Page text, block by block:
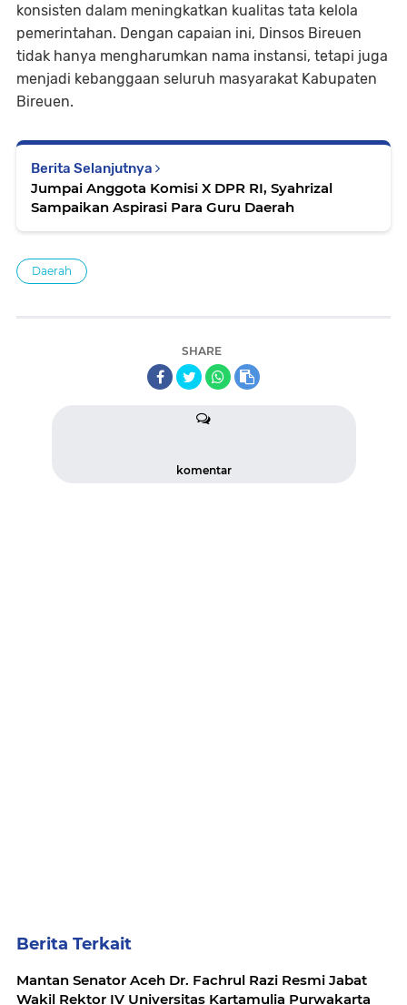
konsisten dalam meningkatkan kualitas tata kelola
pemerintahan. Dengan capaian ini, Dinsos Bireuen
tidak hanya mengharumkan nama instansi, tetapi juga
menjadi kebanggaan seluruh masyarakat Kabupaten
Bireuen.
Berita Selanjutnya
Jumpai Anggota Komisi X DPR RI, Syahrizal
Sampaikan Aspirasi Para Guru Daerah
Daerah
SHARE
komentar
Berita Terkait
Mantan Senator Aceh Dr. Fachrul Razi Resmi Jabat
Wakil Rektor IV Universitas Kartamulia Purwakarta